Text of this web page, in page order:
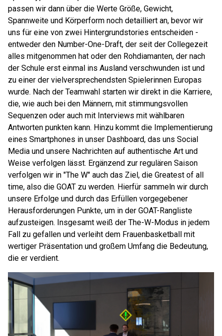
passen wir dann über die Werte Größe, Gewicht,
Spannweite und Körperform noch detailliert an, bevor wir
uns für eine von zwei Hintergrundstories entscheiden -
entweder den Number-One-Draft, der seit der Collegezeit
alles mitgenommen hat oder den Rohdiamanten, der nach
der Schule erst einmal ins Ausland verschwunden ist und
zu einer der vielversprechendsten Spielerinnen Europas
wurde. Nach der Teamwahl starten wir direkt in die Karriere,
die, wie auch bei den Männern, mit stimmungsvollen
Sequenzen oder auch mit Interviews mit wählbaren
Antworten punkten kann. Hinzu kommt die Implementierung
eines Smartphones in unser Dashboard, das uns Social
Media und unsere Nachrichten auf authentische Art und
Weise verfolgen lässt. Ergänzend zur regulären Saison
verfolgen wir in "The W" auch das Ziel, die Greatest of all
time, also die GOAT zu werden. Hierfür sammeln wir durch
unsere Erfolge und durch das Erfüllen vorgegebener
Herausforderungen Punkte, um in der GOAT-Rangliste
aufzusteigen. Insgesamt weiß der The-W-Modus in jedem
Fall zu gefallen und verleiht dem Frauenbasketball mit
wertiger Präsentation und großem Umfang die Bedeutung,
die er verdient.